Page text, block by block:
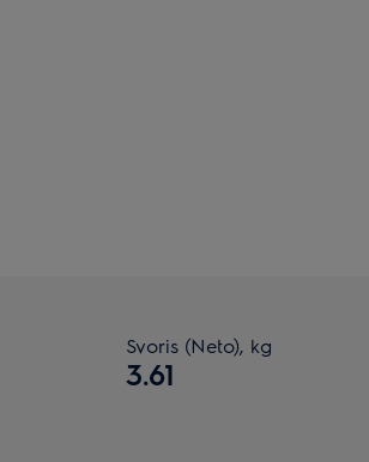
Svoris (Neto), kg
3.61